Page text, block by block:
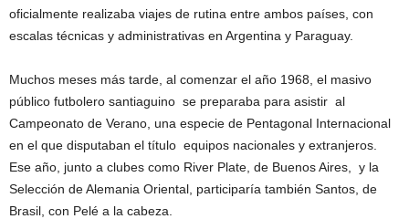
oficialmente realizaba viajes de rutina entre ambos países, con
escalas técnicas y administrativas en Argentina y Paraguay.
Muchos meses más tarde, al comenzar el año 1968, el masivo
público futbolero santiaguino se preparaba para asistir al
Campeonato de Verano, una especie de Pentagonal Internacional
en el que disputaban el título equipos nacionales y extranjeros.
Ese año, junto a clubes como River Plate, de Buenos Aires, y la
Selección de Alemania Oriental, participaría también Santos, de
Brasil, con Pelé a la cabeza.